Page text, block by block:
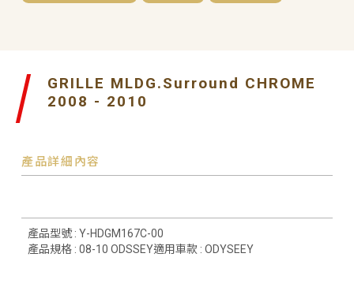
GRILLE MLDG.Surround CHROME
2008 - 2010
產品詳細內容
產品型號 : Y-HDGM167C-00
產品規格 : 08-10 ODSSEY適用車款 : ODYSEEY